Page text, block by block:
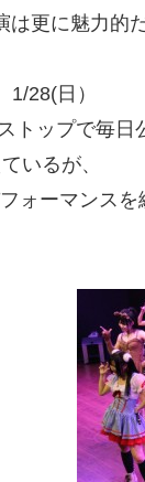
更に魅力的だ
28(日）
トップで毎日
いるが、
ォーマンスを